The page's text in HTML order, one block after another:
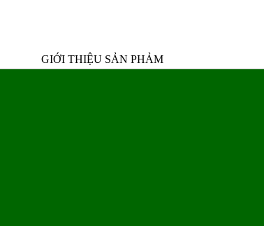
GIỚI THIỆU SẢN PHẢM